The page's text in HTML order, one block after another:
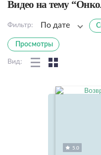
Видео на тему
Фильтр: По дате
Просмотры
Вид:
5.0